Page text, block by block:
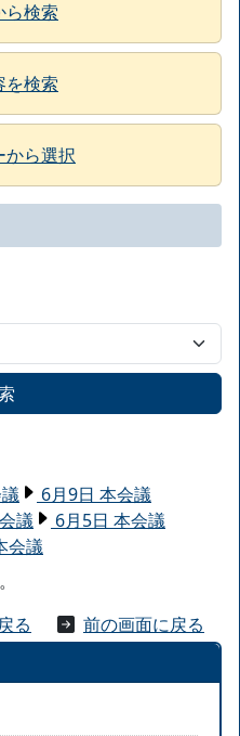
ら検索
を検索
から選択
6月9日 本会議
議
6月5日 本会議
会議
る
前の画面に戻る